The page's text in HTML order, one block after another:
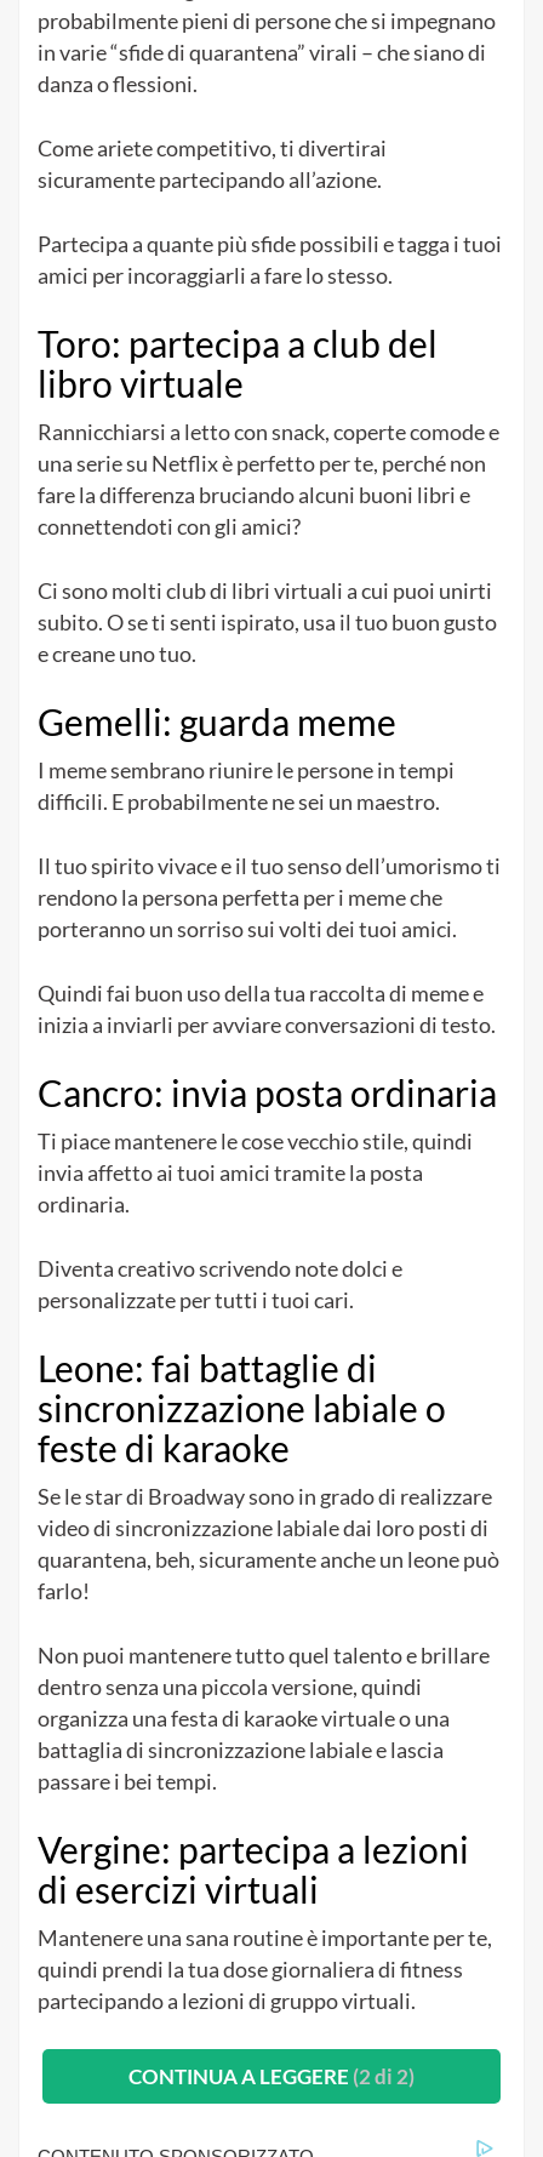
probabilmente pieni di persone che si impegnano
in varie “sfide di quarantena” virali – che siano di
danza o flessioni.
Come ariete competitivo, ti divertirai
sicuramente partecipando all’azione.
Partecipa a quante più sfide possibili e tagga i tuoi
amici per incoraggiarli a fare lo stesso.
Toro: partecipa a club del
libro virtuale
Rannicchiarsi a letto con snack, coperte comode e
una serie su Netflix è perfetto per te, perché non
fare la differenza bruciando alcuni buoni libri e
connettendoti con gli amici?
Ci sono molti club di libri virtuali a cui puoi unirti
subito. O se ti senti ispirato, usa il tuo buon gusto
e creane uno tuo.
Gemelli: guarda meme
I meme sembrano riunire le persone in tempi
difficili. E probabilmente ne sei un maestro.
Il tuo spirito vivace e il tuo senso dell’umorismo ti
rendono la persona perfetta per i meme che
porteranno un sorriso sui volti dei tuoi amici.
Quindi fai buon uso della tua raccolta di meme e
inizia a inviarli per avviare conversazioni di testo.
Cancro: invia posta ordinaria
Ti piace mantenere le cose vecchio stile, quindi
invia affetto ai tuoi amici tramite la posta
ordinaria.
Diventa creativo scrivendo note dolci e
personalizzate per tutti i tuoi cari.
Leone: fai battaglie di
sincronizzazione labiale o
feste di karaoke
Se le star di Broadway sono in grado di realizzare
video di sincronizzazione labiale dai loro posti di
quarantena, beh, sicuramente anche un leone può
farlo!
Non puoi mantenere tutto quel talento e brillare
dentro senza una piccola versione, quindi
organizza una festa di karaoke virtuale o una
battaglia di sincronizzazione labiale e lascia
passare i bei tempi.
Vergine: partecipa a lezioni
di esercizi virtuali
Mantenere una sana routine è importante per te,
quindi prendi la tua dose giornaliera di fitness
partecipando a lezioni di gruppo virtuali.
CONTINUA A LEGGERE (2 di 2)